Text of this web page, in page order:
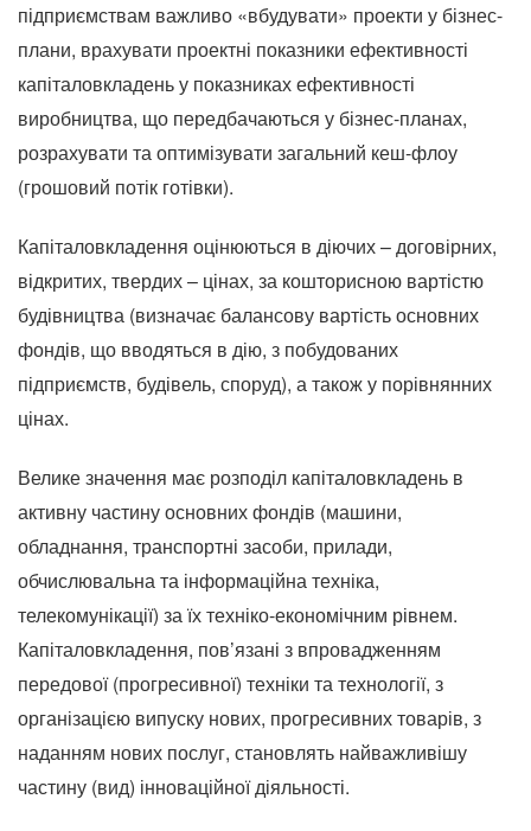
підприємствам важливо «вбудувати» проекти у бізнес-
плани, врахувати проектні показники ефективності
капіталовкладень у показниках ефективності
виробництва, що передбачаються у бізнес-планах,
розрахувати та оптимізувати загальний кеш-флоу
(грошовий потік готівки).
Капіталовкладення оцінюються в діючих – договірних,
відкритих, твердих – цінах, за кошторисною вартістю
будівництва (визначає балансову вартість основних
фондів, що вводяться в дію, з побудованих
підприємств, будівель, споруд), а також у порівнянних
цінах.
Велике значення має розподіл капіталовкладень в
активну частину основних фондів (машини,
обладнання, транспортні засоби, прилади,
обчислювальна та інформаційна техніка,
телекомунікації) за їх техніко-економічним рівнем.
Капіталовкладення, пов’язані з впровадженням
передової (прогресивної) техніки та технології, з
організацією випуску нових, прогресивних товарів, з
наданням нових послуг, становлять найважливішу
частину (вид) інноваційної діяльності.